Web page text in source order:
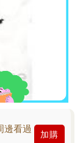
邊看過
加購